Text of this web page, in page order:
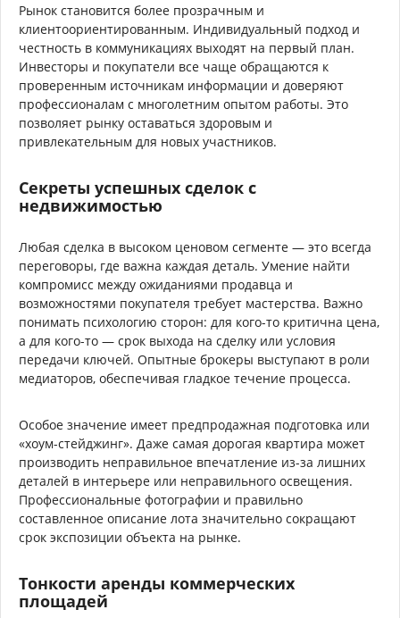
Рынок становится более прозрачным и
клиентоориентированным. Индивидуальный подход и
честность в коммуникациях выходят на первый план.
Инвесторы и покупатели все чаще обращаются к
проверенным источникам информации и доверяют
профессионалам с многолетним опытом работы. Это
позволяет рынку оставаться здоровым и
привлекательным для новых участников.
Секреты успешных сделок с
недвижимостью
Любая сделка в высоком ценовом сегменте — это всегда
переговоры, где важна каждая деталь. Умение найти
компромисс между ожиданиями продавца и
возможностями покупателя требует мастерства. Важно
понимать психологию сторон: для кого-то критична цена,
а для кого-то — срок выхода на сделку или условия
передачи ключей. Опытные брокеры выступают в роли
медиаторов, обеспечивая гладкое течение процесса.
Особое значение имеет предпродажная подготовка или
«хоум-стейджинг». Даже самая дорогая квартира может
производить неправильное впечатление из-за лишних
деталей в интерьере или неправильного освещения.
Профессиональные фотографии и правильно
составленное описание лота значительно сокращают
срок экспозиции объекта на рынке.
Тонкости аренды коммерческих
площадей